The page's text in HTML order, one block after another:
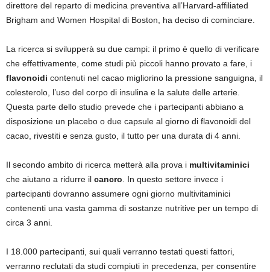
direttore del reparto di medicina preventiva all’Harvard-affiliated
Brigham and Women Hospital di Boston, ha deciso di cominciare.
La ricerca si svilupperà su due campi: il primo è quello di verificare
che effettivamente, come studi più piccoli hanno provato a fare, i
flavonoidi contenuti nel cacao migliorino la pressione sanguigna, il
colesterolo, l’uso del corpo di insulina e la salute delle arterie.
Questa parte dello studio prevede che i partecipanti abbiano a
disposizione un placebo o due capsule al giorno di flavonoidi del
cacao, rivestiti e senza gusto, il tutto per una durata di 4 anni.
Il secondo ambito di ricerca metterà alla prova i multivitaminici
che aiutano a ridurre il cancro . In questo settore invece i
partecipanti dovranno assumere ogni giorno multivitaminici
contenenti una vasta gamma di sostanze nutritive per un tempo di
circa 3 anni.
I 18.000 partecipanti, sui quali verranno testati questi fattori,
verranno reclutati da studi compiuti in precedenza, per consentire